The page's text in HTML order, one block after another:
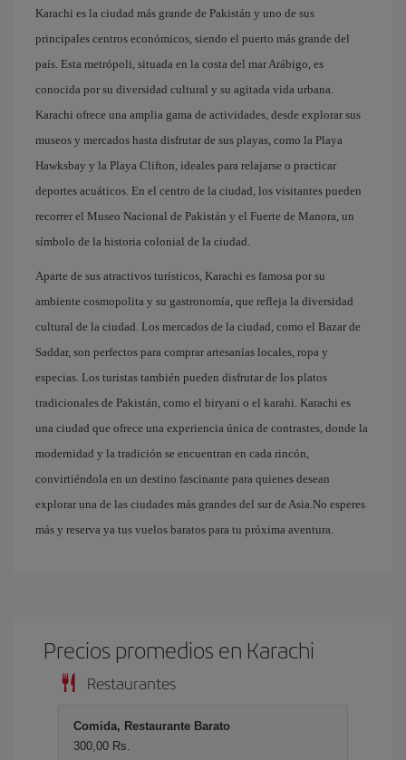
Karachi es la ciudad más grande de Pakistán y uno de sus
principales centros económicos, siendo el puerto más grande del
país. Esta metrópoli, situada en la costa del mar Arábigo, es
conocida por su diversidad cultural y su agitada vida urbana.
Karachi ofrece una amplia gama de actividades, desde explorar sus
museos y mercados hasta disfrutar de sus playas, como la Playa
Hawksbay y la Playa Clifton, ideales para relajarse o practicar
deportes acuáticos. En el centro de la ciudad, los visitantes pueden
recorrer el Museo Nacional de Pakistán y el Fuerte de Manora, un
símbolo de la historia colonial de la ciudad.
Aparte de sus atractivos turísticos, Karachi es famosa por su
ambiente cosmopolita y su gastronomía, que refleja la diversidad
cultural de la ciudad. Los mercados de la ciudad, como el Bazar de
Saddar, son perfectos para comprar artesanías locales, ropa y
especias. Los turistas también pueden disfrutar de los platos
tradicionales de Pakistán, como el biryani o el karahi. Karachi es
una ciudad que ofrece una experiencia única de contrastes, donde la
modernidad y la tradición se encuentran en cada rincón,
convirtiéndola en un destino fascinante para quienes desean
explorar una de las ciudades más grandes del sur de Asia.No esperes
más y reserva ya tus vuelos baratos para tu próxima aventura.
Precios promedios en Karachi
Restaurantes
Comida, Restaurante Barato
300,00 Rs.